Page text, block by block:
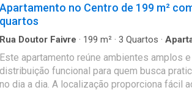
em casa imediatamente! Entre em contato
gente agora mesmo para agendar uma visita!
Prates você não precisa de fiador. Você
dos seguros fiança mais baratos da cidade,
taxas a partir de apenas 10% do valor do
Sala | 1 Quarto | 1 Banheiro | 1 Vaga | 28m² O
Apartamento no Centro de 199 m²
quartos
Rua Doutor Faivre · 199 m² · 3 Quartos ·
Este apartamento reúne ambientes amplos
distribuição funcional para quem busca
no dia a dia. A localização proporciona fácil